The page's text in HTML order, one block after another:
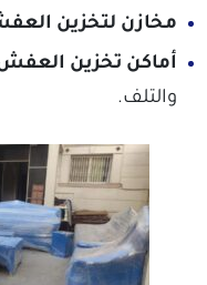
مخازن لتخزين
أماكن تخزين
والتلف.